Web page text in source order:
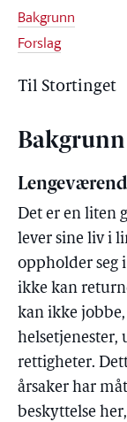
Bakgrunn
Forslag
Til Stortinget
Bakgrunn
Det er en liten
lever sine liv i
oppholder seg
ikke kan
kan ikke
helsetjenester,
rettigheter.
årsaker har
beskyttelse